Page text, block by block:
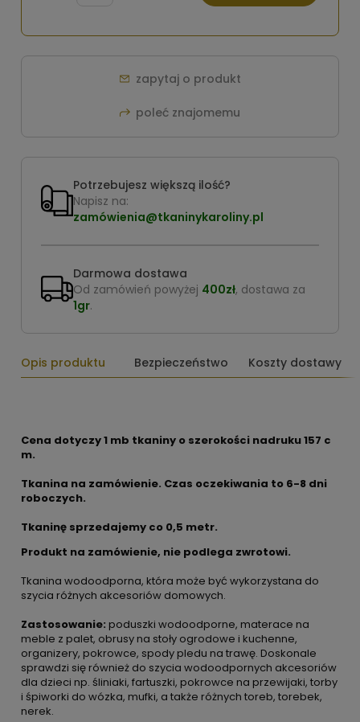
zapytaj o produkt
poleć znajomemu
Potrzebujesz większą ilość?
Napisz na:
zamówienia@tkaninykaroliny.pl
Darmowa dostawa
Od zamówień powyżej 400zł, dostawa za
1gr.
Opis produktu Bezpieczeństwo Koszty dostawy
Cena dotyczy 1 mb tkaniny o szerokości nadruku 157 c
m.
Tkanina na zamówienie. Czas oczekiwania to 6-8 dni
roboczych.
Tkaninę sprzedajemy co 0,5 metr.
Produkt na zamówienie, nie podlega zwrotowi.
Tkanina wodoodporna, która może być wykorzystana do
szycia różnych akcesoriów domowych.
Zastosowanie: poduszki wodoodporne, materace na
meble z palet, obrusy na stoły ogrodowe i kuchenne,
organizery, pokrowce, spody pledu na trawę. Doskonale
sprawdzi się również do szycia wodoodpornych akcesoriów
dla dzieci np. śliniaki, fartuszki, pokrowce na przewijaki, torby
i śpiworki do wózka, mufki, a także różnych toreb, torebek,
nerek.